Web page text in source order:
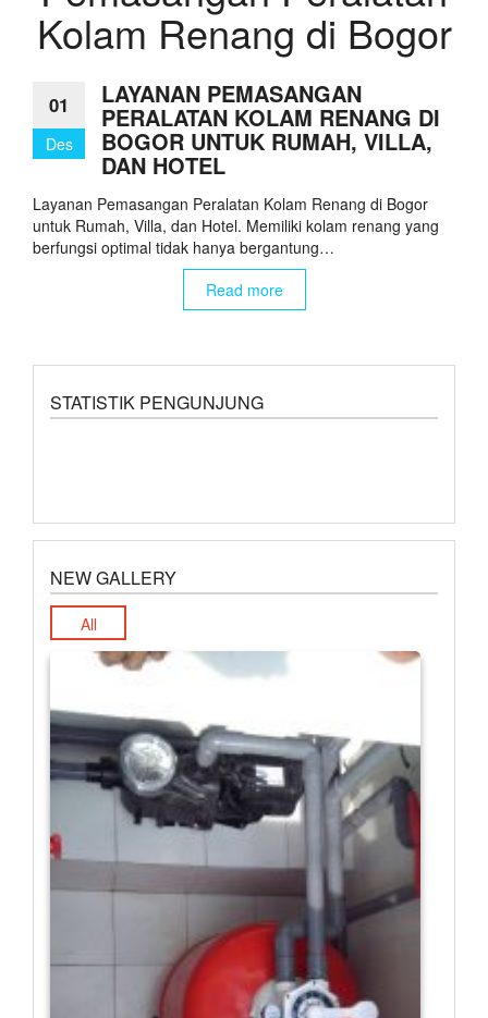
Kolam Renang di Bogor
01
Des
LAYANAN PEMASANGAN
PERALATAN KOLAM RENANG DI
BOGOR UNTUK RUMAH, VILLA,
DAN HOTEL
Layanan Pemasangan Peralatan Kolam Renang di Bogor
untuk Rumah, Villa, dan Hotel. Memiliki kolam renang yang
berfungsi optimal tidak hanya bergantung…
Read more
STATISTIK PENGUNJUNG
NEW GALLERY
All